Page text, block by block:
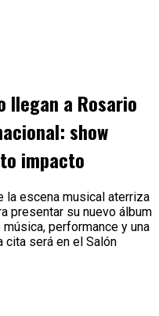
llegan a Rosario
show
impacto
la escena musical aterriza
presentar su nuevo álbum
performance y una
cita será en el Salón